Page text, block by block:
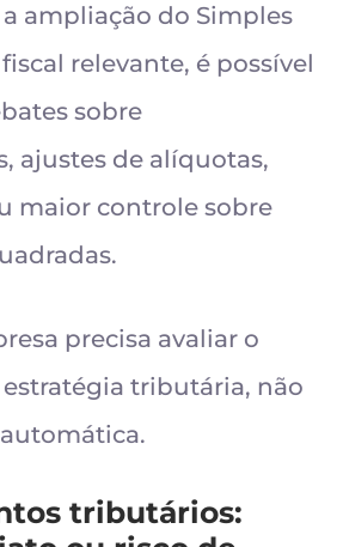
ampliação do Simples
relevante, é possível
sobre
ajustes de alíquotas,
maior controle sobre
precisa avaliar o
tributária, não
tributários: